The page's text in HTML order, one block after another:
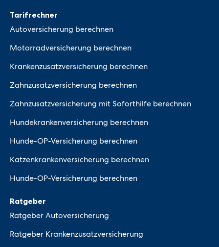
Tarifrechner
Autoversicherung berechnen
Motorradversicherung berechnen
Krankenzusatzversicherung berechnen
Zahnzusatzversicherung berechnen
Zahnzusatzversicherung mit Soforthilfe berechnen
Hundekrankenversicherung berechnen
Hunde-OP-Versicherung berechnen
Katzenkrankenversicherung berechnen
Hunde-OP-Versicherung berechnen
Ratgeber
Ratgeber Autoversicherung
Ratgeber Krankenzusatzversicherung